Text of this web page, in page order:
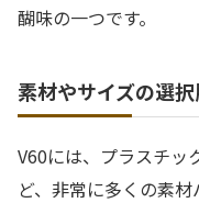
醐味の一つです。
素材やサイズの選
V60には、プラスチッ
ど、非常に多くの素